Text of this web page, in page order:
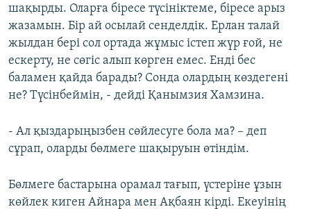
шақырды. Оларға біресе түсініктеме, біресе арыз
жазамын. Бір ай осылай сенделдік. Ерлан талай
жылдан бері сол ортада жұмыс істеп жүр ғой, не
ескерту, не сөгіс алып көрген емес. Енді бес
баламен қайда барады? Сонда олардың көздегені
не? Түсінбеймін, - дейді Қанымзия Хамзина.
- Ал қыздарыңызбен сөйлесуге бола ма? – деп
сұрап, оларды бөлмеге шақыруын өтіндім.
Бөлмеге бастарына орамал тағып, үстеріне ұзын
көйлек киген Айнара мен Ақбаян кірді. Екеуінің